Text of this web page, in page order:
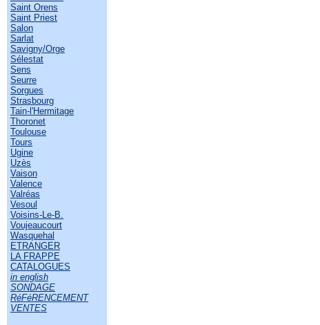
Saint Orens
Saint Priest
Salon
Sarlat
Savigny/Orge
Sélestat
Sens
Seurre
Sorgues
Strasbourg
Tain-l'Hermitage
Thoronet
Toulouse
Tours
Ugine
Uzès
Vaison
Valence
Valréas
Vesoul
Voisins-Le-B.
Voujeaucourt
Wasquehal
ETRANGER
LA FRAPPE
CATALOGUES
in english
SONDAGE
RéFéRENCEMENT
VENTES